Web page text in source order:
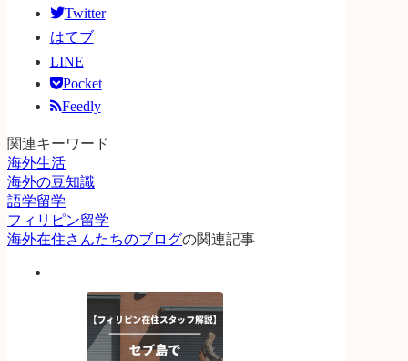
Twitter
はてブ
LINE
Pocket
Feedly
関連キーワード
海外生活
海外の豆知識
語学留学
フィリピン留学
海外在住さんたちのブログの関連記事